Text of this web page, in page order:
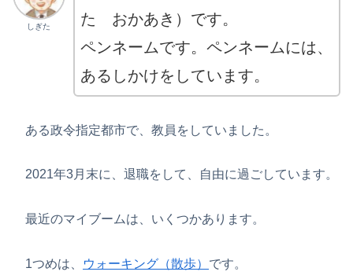
しぎた
た おかあき）です。
ペンネームです。ペンネームには、
あるしかけをしています。
ある政令指定都市で、教員をしていました。
2021年3月末に、退職をして、自由に過ごしています。
最近のマイブームは、いくつかあります。
1つめは、 ウォーキング（散歩） です。